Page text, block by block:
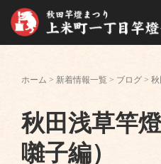
ホーム > 新着情報一覧 > ブログ > 秋
秋田浅草竿
囃子編）